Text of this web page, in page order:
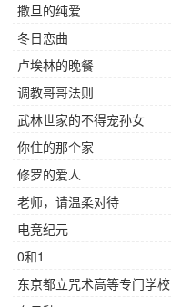
撒旦的纯爱
冬日恋曲
卢埃林的晚餐
调教哥哥法则
武林世家的不得宠孙女
你住的那个家
修罗的爱人
老师，请温柔对待
电竞纪元
0和1
东京都立咒术高等专门学校